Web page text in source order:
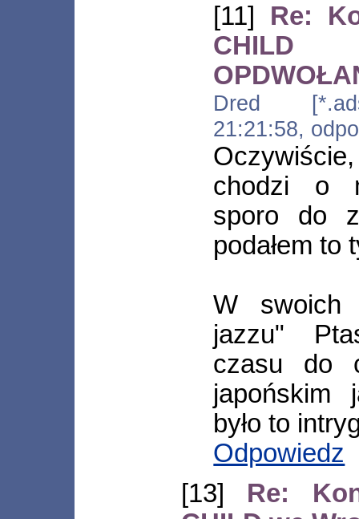
[11] Re:
CHILD
Dred
21:21:58,
chodzi o
sporo do
podałem to
W swoich
jazzu"
czasu do
japońskim
było to
Odpowiedz
[13] Re: